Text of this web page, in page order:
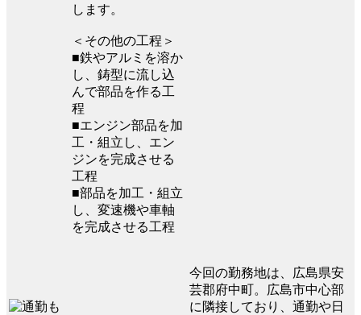
します。
＜その他の工程＞
■鉄やアルミを溶か
し、鋳型に流し込
んで部品を作る工
程
■エンジン部品を加
工・組立し、エン
ジンを完成させる
工程
■部品を加工・組立
し、変速機や車軸
を完成させる工程
今回の勤務地は、広島県安
芸郡府中町。広島市中心部
に隣接しており、通勤や日